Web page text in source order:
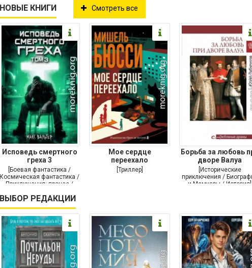
НОВЫЕ КНИГИ Смотреть все
Исповедь смертного
греха 3
[Боевая фантастика /
Космическая фантастика /
Приключения: прочее /
Мое сердце
переехало
[Триллер]
Борьба за любовь
дворе Валуа
[Исторические
приключения /
и Мемуары / История]
ВЫБОР РЕДАКЦИИ